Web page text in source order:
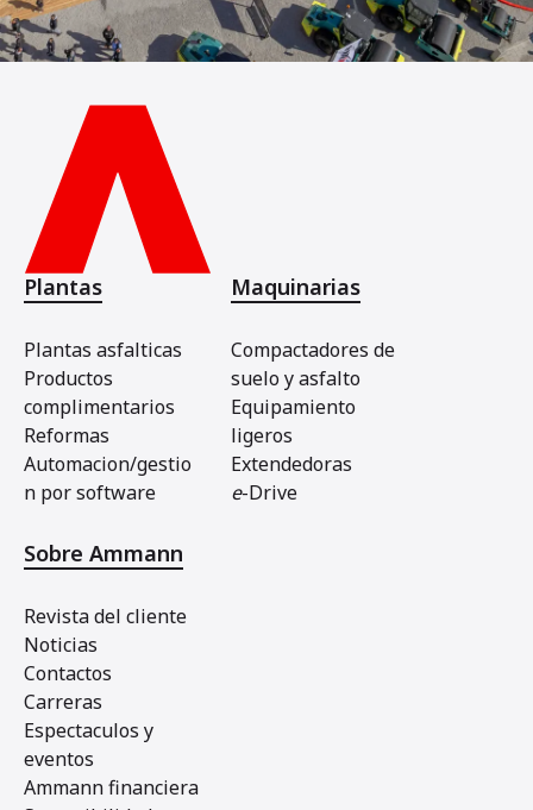
Plantas
Plantas asfalticas
Productos
complimentarios
Reformas
Automacion/gestio
n por software
Maquinarias
Compactadores de
suelo y asfalto
Equipamiento
ligeros
Extendedoras
e-Drive
Sobre Ammann
Revista del cliente
Noticias
Contactos
Carreras
Espectaculos y
eventos
Ammann financiera